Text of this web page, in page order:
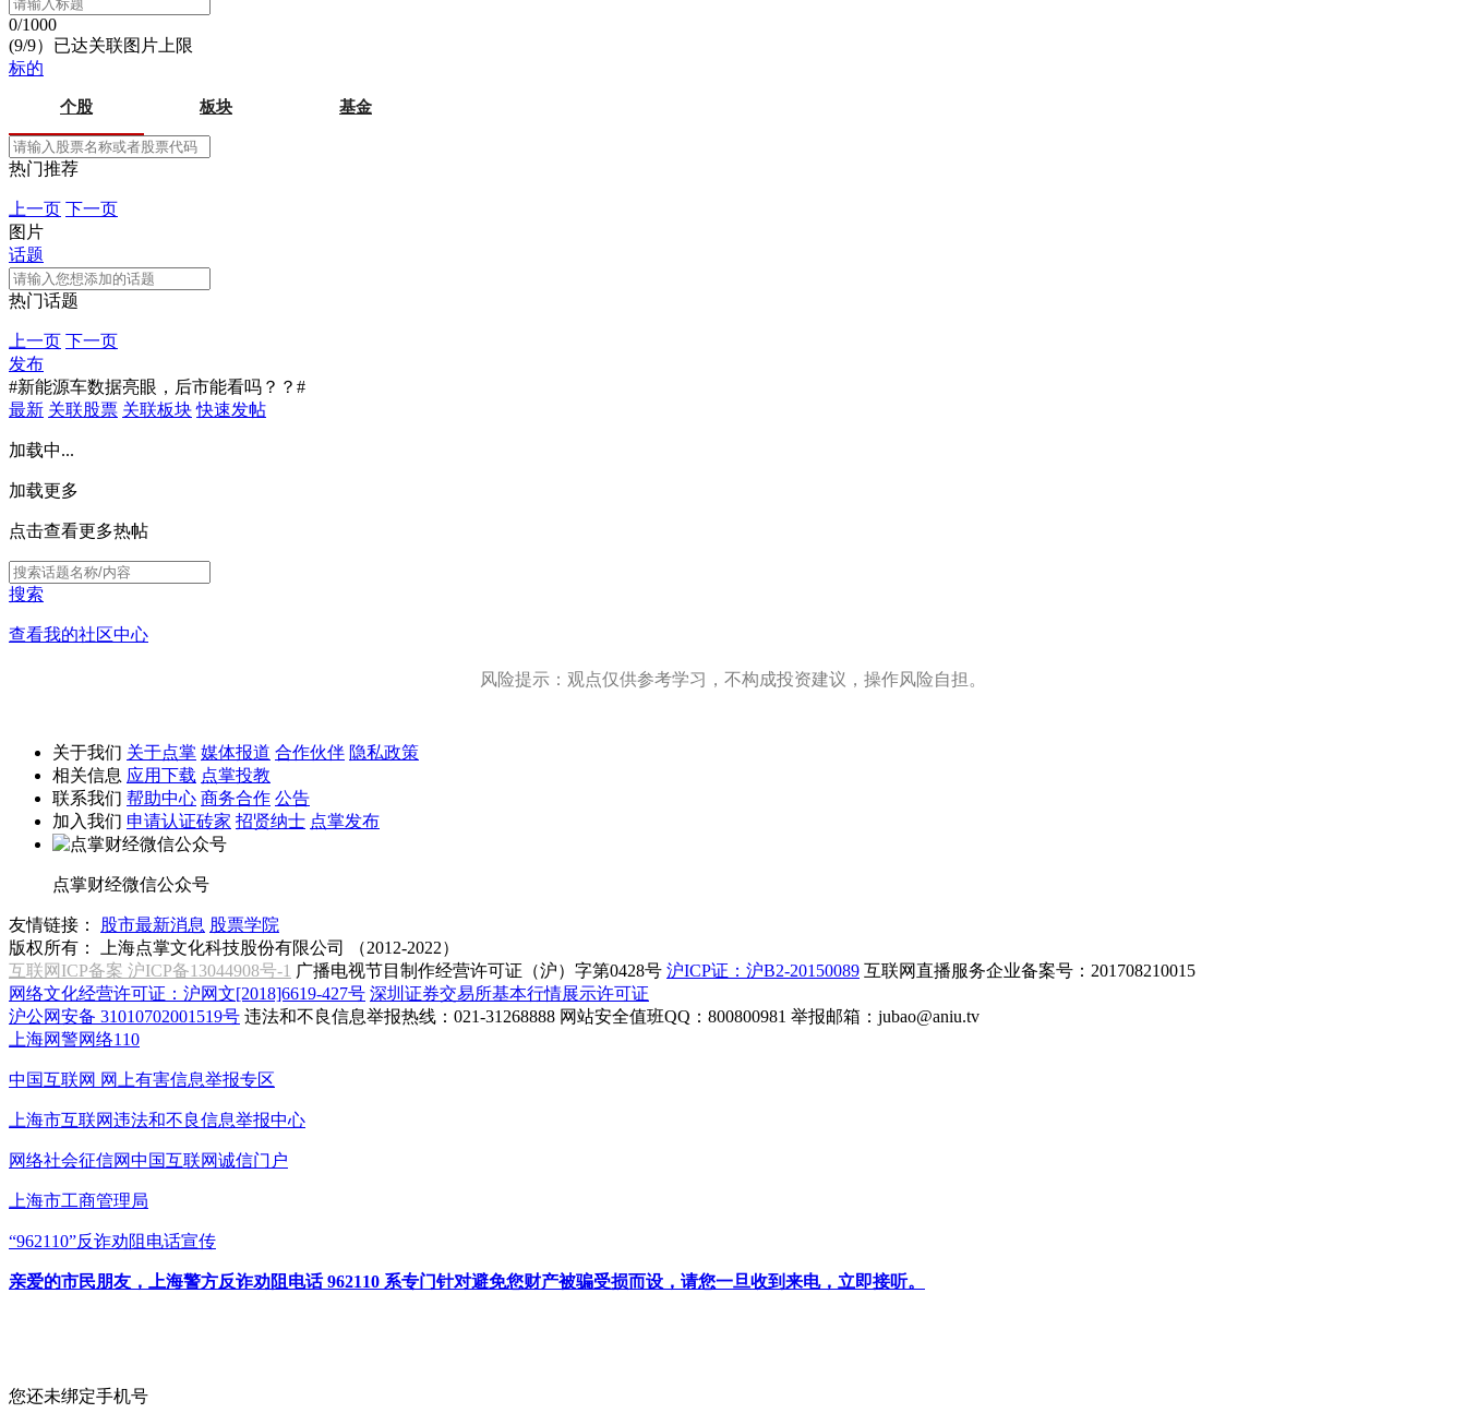
0/1000
(9/9）已达关联图片上限
标的
个股 板块 基金
热门推荐
上一页 下一页
图片
话题
热门话题
上一页 下一页
发布
#新能源车数据亮眼，后市能看吗？？#
最新 关联股票 关联板块 快速发帖
加载中...
加载更多
点击查看更多热帖
搜索
查看我的社区中心
风险提示：观点仅供参考学习，不构成投资建议，操作风险自担。
关于我们 关于点掌 媒体报道 合作伙伴 隐私政策
相关信息 应用下载 点掌投教
联系我们 帮助中心 商务合作 公告
加入我们 申请认证砖家 招贤纳士 点掌发布
点掌财经微信公众号
友情链接： 股市最新消息 股票学院
版权所有：
上海点掌文化科技股份有限公司 （2012-2022）
互联网ICP备案 沪ICP备13044908号-1 广播电视节目制作经营许可证（沪）字第0428号 沪ICP证：沪B2-20150089 互联网直播服务企业备案号：201708210015
网络文化经营许可证：沪网文[2018]6619-427号 深圳证券交易所基本行情展示许可证
沪公网安备 31010702001519号 违法和不良信息举报热线：021-31268888 网站安全值班QQ：800800981 举报邮箱： jubao@aniu.tv
上海网警网络110
中国互联网 网上有害信息举报专区
上海市互联网违法和不良信息举报中心
网络社会征信网中国互联网诚信门户
上海市工商管理局
“962110”反诈劝阻电话宣传
亲爱的市民朋友，上海警方反诈劝阻电话 962110 系专门针对避免您财产被骗受损而设，请您一旦收到来电，立即接听。
您还未绑定手机号